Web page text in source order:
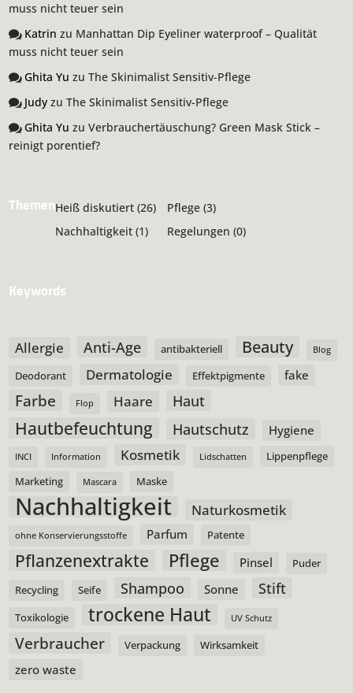
muss nicht teuer sein
Katrin zu Manhattan Dip Eyeliner waterproof – Qualität
muss nicht teuer sein
Ghita Yu zuThe Skinimalist Sensitiv-Pflege
Judy zuThe Skinimalist Sensitiv-Pflege
Ghita Yu zuVerbrauchertäuschung? Green Mask Stick –
reinigt porentief?
ThemenHeiß diskutiert (26)
Nachhaltigkeit (1)
Pflege (3)
Regelungen (0)
Keywords
Allergie Anti-Age antibakteriell Beauty Blog
Deodorant Dermatologie Effektpigmente fake
Farbe Flop Haare Haut
Hautbefeuchtung Hautschutz Hygiene
INCI Information Kosmetik Lidschatten
Lippenpflege
Marketing
Mascara Maske
Nachhaltigkeit Naturkosmetik
ohne Konservierungsstoffe Parfum Patente
Pflanzenextrakte Pflege Pinsel
Puder
Recycling
Seife Shampoo Sonne Stift
Toxikologie trockene Haut UV Schutz
Verbraucher Verpackung Wirksamkeit
zero waste